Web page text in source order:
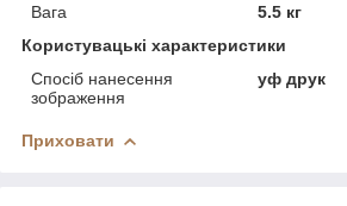
Вага
5.5 кг
Користувацькі характеристики
Спосіб нанесення
зображення
уф друк
Приховати